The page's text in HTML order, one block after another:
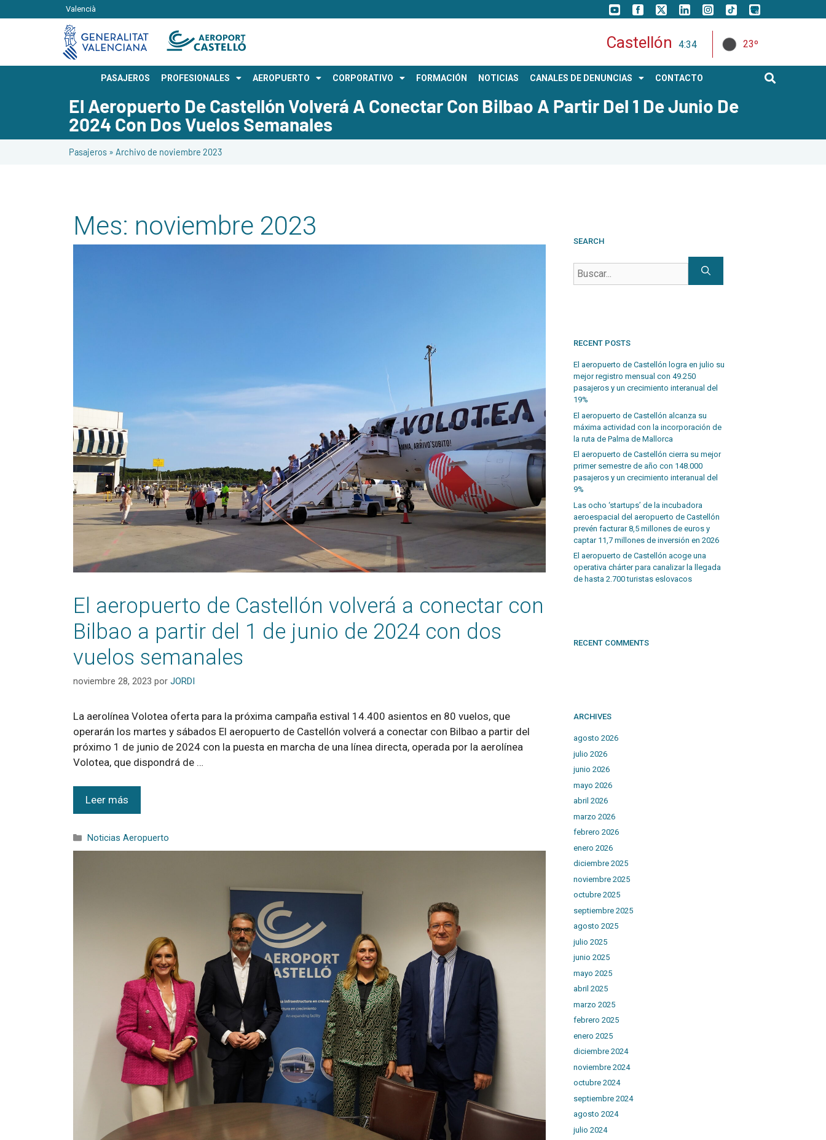
Valencià
Castellón 4:34 23º
PASAJEROS PROFESIONALES AEROPUERTO CORPORATIVO FORMACIÓN NOTICIAS CANALES DE DENUNCIAS CONTACTO
El Aeropuerto De Castellón Volverá A Conectar Con Bilbao A Partir Del 1 De Junio De
2024 Con Dos Vuelos Semanales
Pasajeros » Archivo de noviembre 2023
Mes: noviembre 2023
El aeropuerto de Castellón volverá a conectar con
Bilbao a partir del 1 de junio de 2024 con dos
vuelos semanales
noviembre 28, 2023 por JORDI
La aerolínea Volotea oferta para la próxima campaña estival 14.400 asientos en 80 vuelos, que
operarán los martes y sábados El aeropuerto de Castellón volverá a conectar con Bilbao a partir del
próximo 1 de junio de 2024 con la puesta en marcha de una línea directa, operada por la aerolínea
Volotea, que dispondrá de …
Leer más
Noticias Aeropuerto
SEARCH
RECENT POSTS
El aeropuerto de Castellón logra en julio su
mejor registro mensual con 49.250
pasajeros y un crecimiento interanual del
19%
El aeropuerto de Castellón alcanza su
máxima actividad con la incorporación de
la ruta de Palma de Mallorca
El aeropuerto de Castellón cierra su mejor
primer semestre de año con 148.000
pasajeros y un crecimiento interanual del
9%
Las ocho ‘startups’ de la incubadora
aeroespacial del aeropuerto de Castellón
prevén facturar 8,5 millones de euros y
captar 11,7 millones de inversión en 2026
El aeropuerto de Castellón acoge una
operativa chárter para canalizar la llegada
de hasta 2.700 turistas eslovacos
RECENT COMMENTS
ARCHIVES
agosto 2026
julio 2026
junio 2026
mayo 2026
abril 2026
marzo 2026
febrero 2026
enero 2026
diciembre 2025
noviembre 2025
octubre 2025
septiembre 2025
agosto 2025
julio 2025
junio 2025
mayo 2025
abril 2025
marzo 2025
febrero 2025
enero 2025
diciembre 2024
noviembre 2024
octubre 2024
septiembre 2024
agosto 2024
julio 2024